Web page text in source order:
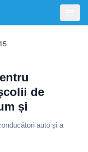
de
și
auto și a